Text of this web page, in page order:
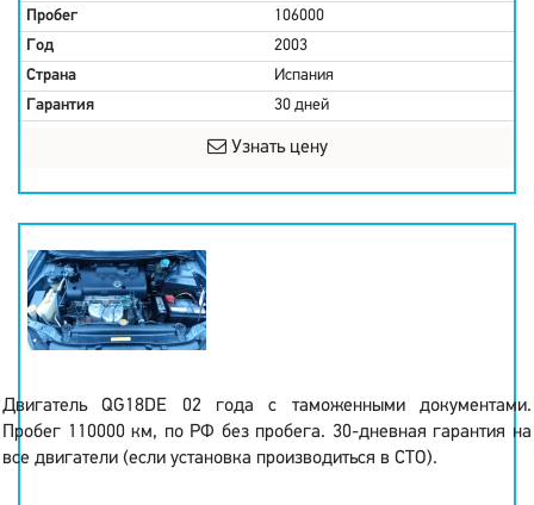
Пробег
106000
Год
2003
Страна
Испания
Гарантия
30 дней
Узнать цену
Двигатель QG18DE 02 года с таможенными документами.
Пробег 110000 км, по РФ без пробега. 30-дневная гарантия на
все двигатели (если установка производиться в СТО).